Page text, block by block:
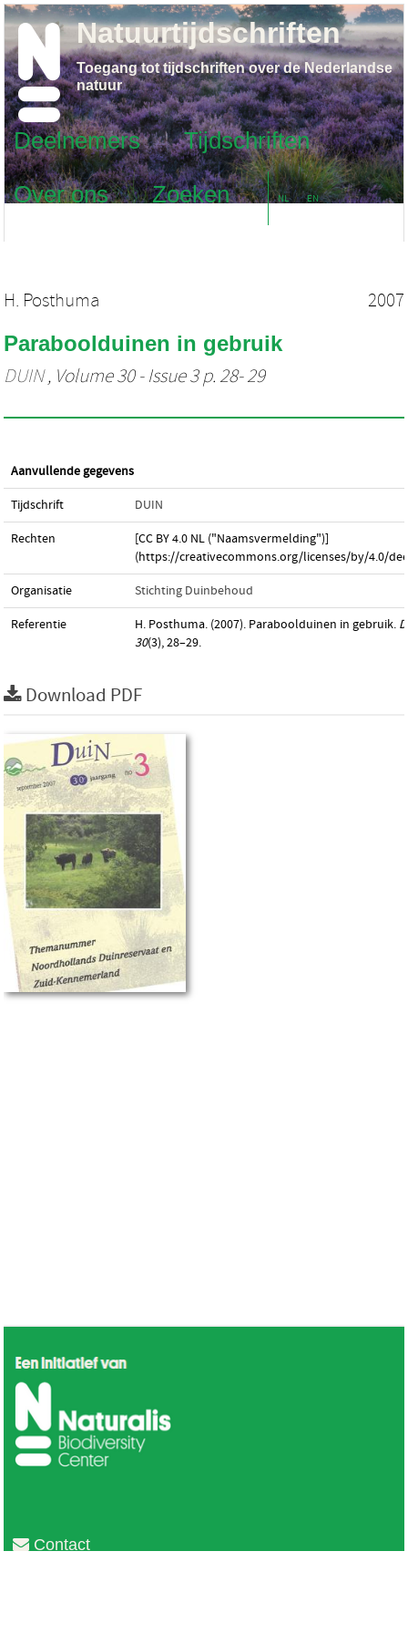
Deelnemers
Tijdschriften
Over ons
Zoeken NL EN
Natuurtijdschriften
Toegang tot tijdschriften over de Nederlandse
natuur
H. Posthuma 2007
Paraboolduinen in gebruik
DUIN, Volume 30 - Issue 3 p. 28- 29
Aanvullende gegevens
Tijdschrift DUIN
Rechten
[CC BY 4.0 NL ("Naamsvermelding")]
(https://creativecommons.org/licenses/by/4.0/
Organisatie Stichting Duinbehoud
Referentie H. Posthuma. (2007). Paraboolduinen in gebruik.
30(3), 28–29.
Download PDF
Contact